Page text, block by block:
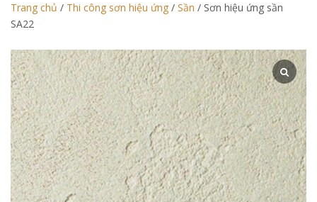
Trang chủ / Thi công sơn hiệu ứng / Sần / Sơn hiệu ứng sần
SA22